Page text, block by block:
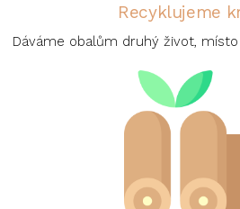
Recyklujeme
Dáváme obalům druhý život,